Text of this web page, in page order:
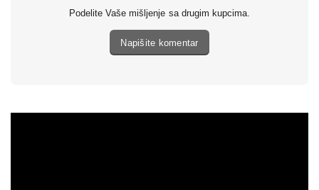
Podelite Vaše mišljenje sa drugim kupcima.
Napišite komentar